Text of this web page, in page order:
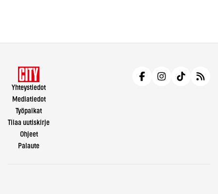
Yhteystiedot
Mediatiedot
Työpaikat
Tilaa uutiskirje
Ohjeet
Palaute